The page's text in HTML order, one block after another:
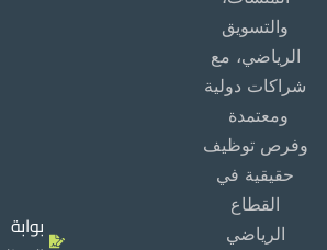
والتسويق
الرياضي، مع
شراكات دولية
ومعتمدة
وفرص توظيف
حقيقية في
القطاع
الرياضي
بوابة